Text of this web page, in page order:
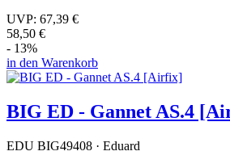
UVP: 67,39 €
58,50 €
- 13%
in den Warenkorb
BIG ED - Gannet AS.4
EDU BIG49408 · Eduard